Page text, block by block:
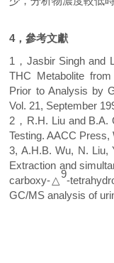
4，參考文獻
1，Jasbir Singh and
THC Metabolite
Prior to Analysis by
Vol. 21, September
2， R.H. Liu and B.A.
Testing. AACC Press,
3, A.H.B. Wu, N. Liu,
Extraction and
carboxy-△
9
-
GC/MS analysis of